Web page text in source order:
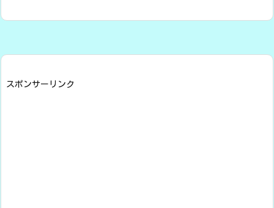
スポンサーリンク